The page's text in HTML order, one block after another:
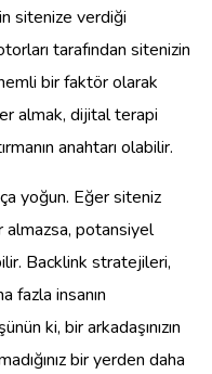
sitenize verdiği
tarafından sitenizin
bir faktör olarak
almak, dijital terapi
anahtarı olabilir.
yoğun. Eğer siteniz
almazsa, potansiyel
Backlink stratejileri,
fazla insanın
ki, bir arkadaşınızın
bir yerden daha